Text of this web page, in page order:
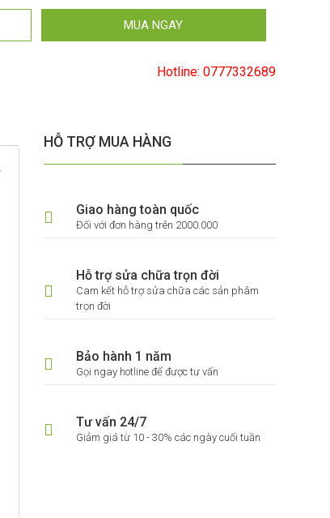
MUA NGAY
Hotline: 0777332689
HỖ TRỢ MUA HÀNG
Giao hàng toàn quốc
Đối với đơn hàng trên 2000.000
Hỗ trợ sửa chữa trọn đời
Cam kết hỗ trợ sửa chữa các sản phâm
trọn đời
Bảo hành 1 năm
Gọi ngay hotline để được tư vấn
Tư vấn 24/7
Giảm giá từ 10 - 30% các ngày cuối tuần